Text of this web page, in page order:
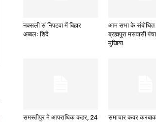
नक्सली सं निपटवा में बिहार
अब्बलः शिंदे
आम सभा के
ब्रह्मपुरा मसवासी
मुखिया
समस्तीपुर मे आपराधिक कहर, 24
समाचार कवर करबाक